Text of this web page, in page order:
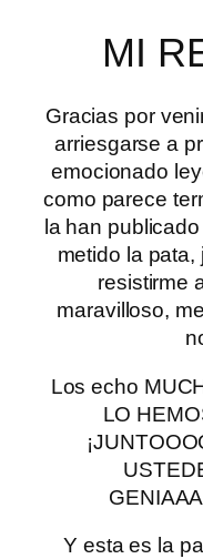
MI
Gracias por
arriesgarse a
emocionado
como parece
la han
metido la
resistirme
maravilloso,
Los echo
LO
Y esta es la